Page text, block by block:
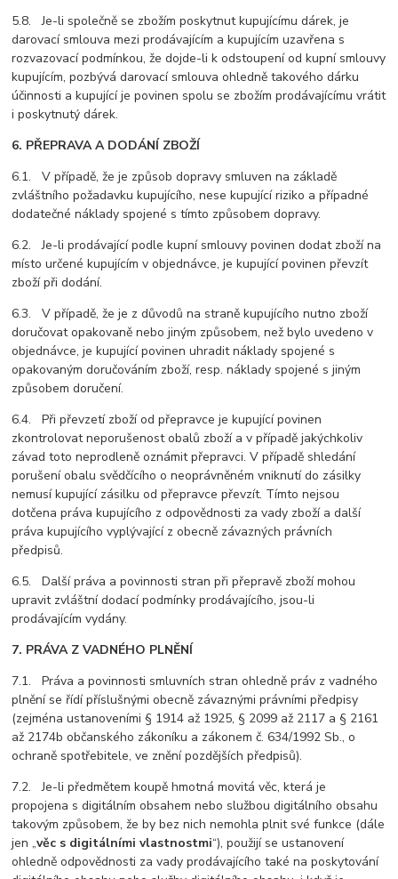
5.8. Je-li společně se zbožím poskytnut kupujícímu dárek, je
darovací smlouva mezi prodávajícím a kupujícím uzavřena s
rozvazovací podmínkou, že dojde-li k odstoupení od kupní smlouvy
kupujícím, pozbývá darovací smlouva ohledně takového dárku
účinnosti a kupující je povinen spolu se zbožím prodávajícímu vrátit
i poskytnutý dárek.
6. PŘEPRAVA A DODÁNÍ ZBOŽÍ
6.1. V případě, že je způsob dopravy smluven na základě
zvláštního požadavku kupujícího, nese kupující riziko a případné
dodatečné náklady spojené s tímto způsobem dopravy.
6.2. Je-li prodávající podle kupní smlouvy povinen dodat zboží na
místo určené kupujícím v objednávce, je kupující povinen převzít
zboží při dodání.
6.3. V případě, že je z důvodů na straně kupujícího nutno zboží
doručovat opakovaně nebo jiným způsobem, než bylo uvedeno v
objednávce, je kupující povinen uhradit náklady spojené s
opakovaným doručováním zboží, resp. náklady spojené s jiným
způsobem doručení.
6.4. Při převzetí zboží od přepravce je kupující povinen
zkontrolovat neporušenost obalů zboží a v případě jakýchkoliv
závad toto neprodleně oznámit přepravci. V případě shledání
porušení obalu svědčícího o neoprávněném vniknutí do zásilky
nemusí kupující zásilku od přepravce převzít. Tímto nejsou
dotčena práva kupujícího z odpovědnosti za vady zboží a další
práva kupujícího vyplývající z obecně závazných právních
předpisů.
6.5. Další práva a povinnosti stran při přepravě zboží mohou
upravit zvláštní dodací podmínky prodávajícího, jsou-li
prodávajícím vydány.
7. PRÁVA Z VADNÉHO PLNĚNÍ
7.1. Práva a povinnosti smluvních stran ohledně práv z vadného
plnění se řídí příslušnými obecně závaznými právními předpisy
(zejména ustanoveními § 1914 až 1925, § 2099 až 2117 a § 2161
až 2174b občanského zákoníku a zákonem č. 634/1992 Sb., o
ochraně spotřebitele, ve znění pozdějších předpisů).
7.2. Je-li předmětem koupě hmotná movitá věc, která je
propojena s digitálním obsahem nebo službou digitálního obsahu
takovým způsobem, že by bez nich nemohla plnit své funkce (dále
jen „věc s digitálními vlastnostmi“), použijí se ustanovení
ohledně odpovědnosti za vady prodávajícího také na poskytování